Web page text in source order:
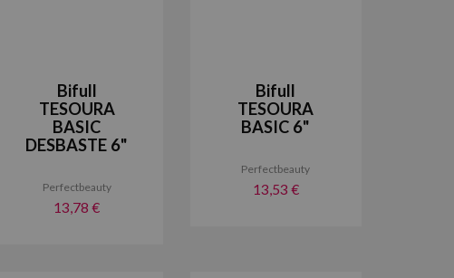
Bifull
TESOURA
BASIC
DESBASTE 6"
Perfectbeauty
13,78 €
Bifull
TESOURA
BASIC 6"
Perfectbeauty
13,53 €